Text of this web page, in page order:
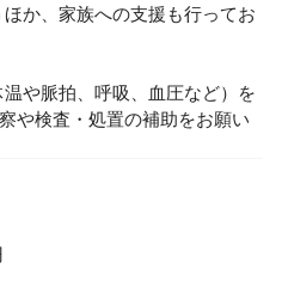
か、家族への支援も行ってお
や脈拍、呼吸、血圧など）を
や検査・処置の補助をお願い